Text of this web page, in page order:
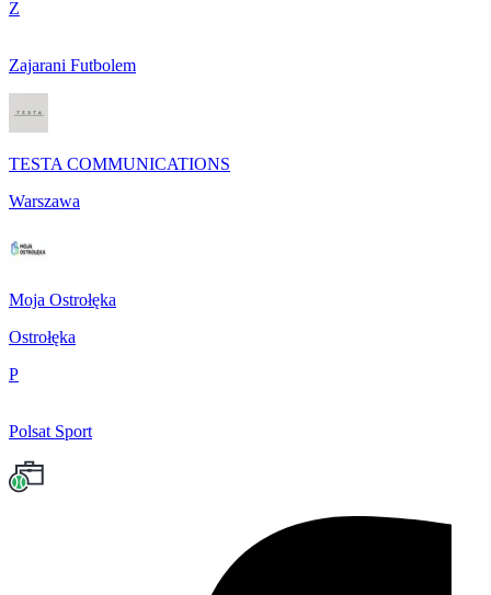
Z
Zajarani Futbolem
TESTA COMMUNICATIONS
Warszawa
Moja Ostrołęka
Ostrołęka
P
Polsat Sport